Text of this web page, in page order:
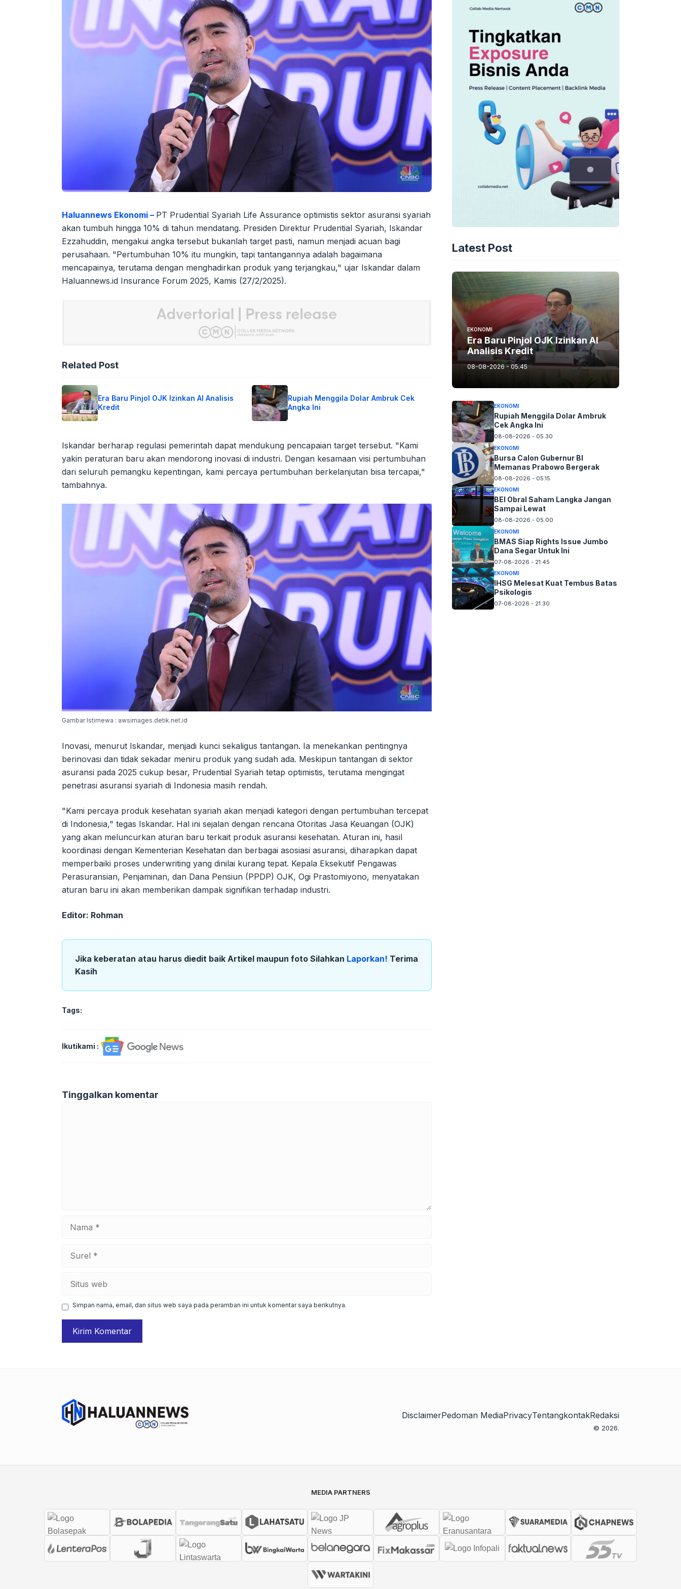
Haluannews Ekonomi – PT Prudential Syariah Life Assurance optimistis sektor asuransi syariah
akan tumbuh hingga 10% di tahun mendatang. Presiden Direktur Prudential Syariah, Iskandar
Ezzahuddin, mengakui angka tersebut bukanlah target pasti, namun menjadi acuan bagi
perusahaan. "Pertumbuhan 10% itu mungkin, tapi tantangannya adalah bagaimana
mencapainya, terutama dengan menghadirkan produk yang terjangkau," ujar Iskandar dalam
Haluannews.id Insurance Forum 2025, Kamis (27/2/2025).
Related Post
Era Baru Pinjol OJK Izinkan AI Analisis
Kredit
Rupiah Menggila Dolar Ambruk Cek
Angka Ini
Iskandar berharap regulasi pemerintah dapat mendukung pencapaian target tersebut. "Kami
yakin peraturan baru akan mendorong inovasi di industri. Dengan kesamaan visi pertumbuhan
dari seluruh pemangku kepentingan, kami percaya pertumbuhan berkelanjutan bisa tercapai,"
tambahnya.
Gambar Istimewa : awsimages.detik.net.id
Inovasi, menurut Iskandar, menjadi kunci sekaligus tantangan. Ia menekankan pentingnya
berinovasi dan tidak sekadar meniru produk yang sudah ada. Meskipun tantangan di sektor
asuransi pada 2025 cukup besar, Prudential Syariah tetap optimistis, terutama mengingat
penetrasi asuransi syariah di Indonesia masih rendah.
"Kami percaya produk kesehatan syariah akan menjadi kategori dengan pertumbuhan tercepat
di Indonesia," tegas Iskandar. Hal ini sejalan dengan rencana Otoritas Jasa Keuangan (OJK)
yang akan meluncurkan aturan baru terkait produk asuransi kesehatan. Aturan ini, hasil
koordinasi dengan Kementerian Kesehatan dan berbagai asosiasi asuransi, diharapkan dapat
memperbaiki proses underwriting yang dinilai kurang tepat. Kepala Eksekutif Pengawas
Perasuransian, Penjaminan, dan Dana Pensiun (PPDP) OJK, Ogi Prastomiyono, menyatakan
aturan baru ini akan memberikan dampak signifikan terhadap industri.
Editor: Rohman
Jika keberatan atau harus diedit baik Artikel maupun foto Silahkan Laporkan! Terima
Kasih
Tags:
Ikutikami :
Tinggalkan komentar
Simpan nama, email, dan situs web saya pada peramban ini untuk komentar saya berikutnya.
Latest Post
EKONOMI
Era Baru Pinjol OJK Izinkan AI
Analisis Kredit
08-08-2026 - 05.45
EKONOMI
Rupiah Menggila Dolar Ambruk
Cek Angka Ini
08-08-2026 - 05.30
EKONOMI
Bursa Calon Gubernur BI
Memanas Prabowo Bergerak
08-08-2026 - 05.15
EKONOMI
BEI Obral Saham Langka Jangan
Sampai Lewat
08-08-2026 - 05.00
EKONOMI
BMAS Siap Rights Issue Jumbo
Dana Segar Untuk Ini
07-08-2026 - 21.45
EKONOMI
IHSG Melesat Kuat Tembus Batas
Psikologis
07-08-2026 - 21.30
DisclaimerPedoman MediaPrivacyTentangkontakRedaksi
© 2026.
MEDIA PARTNERS